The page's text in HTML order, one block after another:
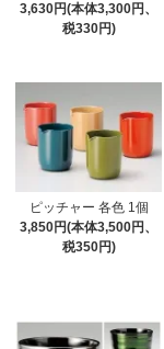
3,630円(本体3,300円、
税330円)
ピッチャー 各色 1個
3,850円(本体3,500円、
税350円)